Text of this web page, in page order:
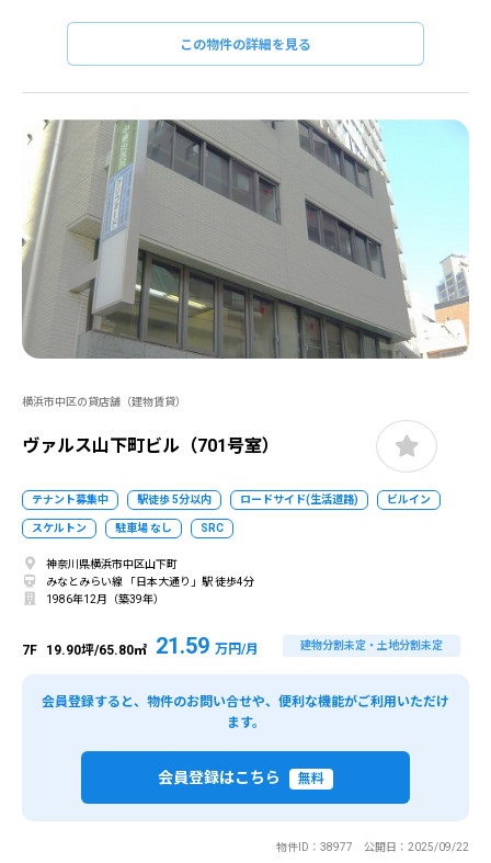
この物件の詳細を見る
横浜市中区の貸店舗（建物賃貸）
ヴァルス山下町ビル（701号室）
テナント募集中 駅徒歩 5分以内 ロードサイド(生活道路) ビルイン
スケルトン 駐車場 なし SRC
神奈川県横浜市中区山下町
みなとみらい線 「日本大通り」駅 徒歩4分
1986年12月（築39年）
7F 19.90坪/65.80㎡ 21.59 万円/月 建物分割未定・土地分割未定
会員登録すると、物件のお問い合せや、便利な機能がご利用いただけ
ます。
会員登録はこちら 無料
物件ID：38977 公開日：2025/09/22
閉じる